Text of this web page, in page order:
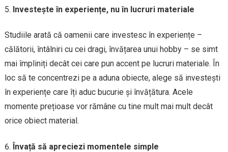
Investește în experiențe, nu în lucruri materiale
Studiile arată că oamenii care investesc în experiențe –
călătorii, întâlniri cu cei dragi, învățarea unui hobby – se simt
mai împliniți decât cei care pun accent pe lucruri materiale. În
loc să te concentrezi pe a aduna obiecte, alege să investești
în experiențe care îți aduc bucurie și învățătura. Acele
momente prețioase vor rămâne cu tine mult mai mult decât
orice obiect material.
Învață să apreciezi momentele simple